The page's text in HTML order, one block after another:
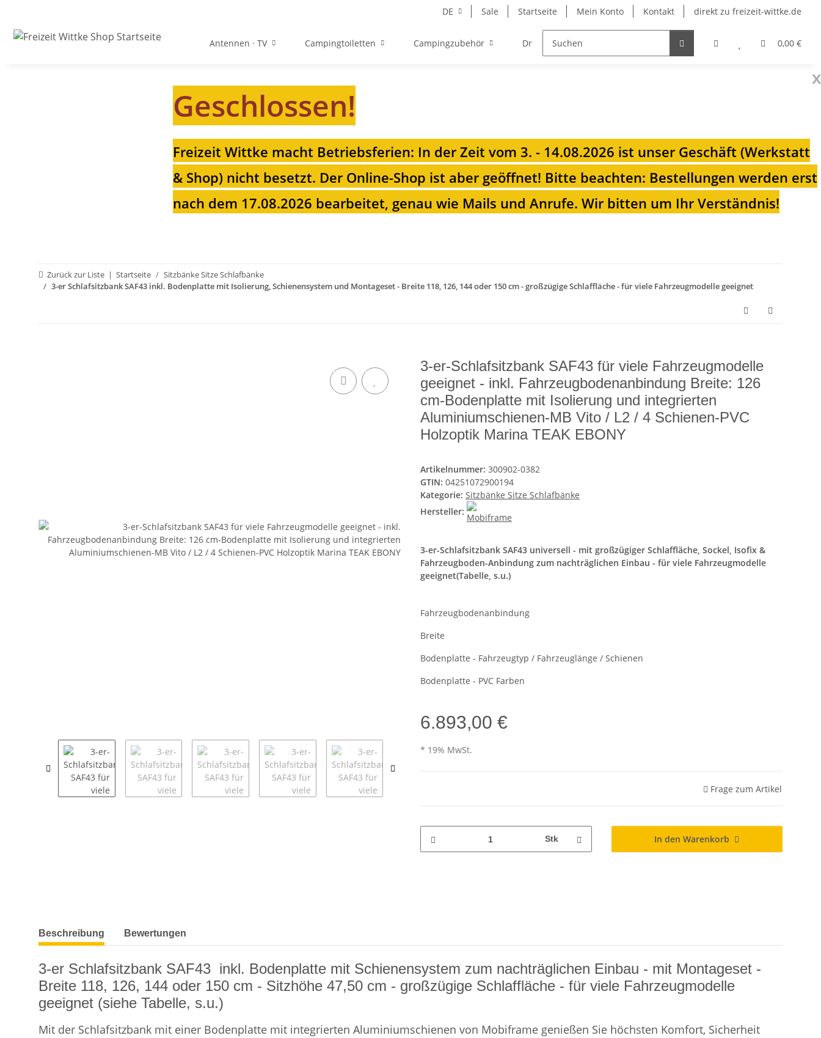
DE Sale Startseite Mein Konto Kontakt direkt zu freizeit-wittke.de
0,00 €
Antennen · TV Campingtoiletten Campingzubehör Drehkonsolen Heizungen für Ihren
x
Geschlossen!
Freizeit Wittke macht Betriebsferien: In der Zeit vom 3. - 14.08.2026 ist unser Geschäft (Werkstatt
& Shop) nicht besetzt. Der Online-Shop ist aber geöffnet! Bitte beachten: Bestellungen werden erst
nach dem 17.08.2026 bearbeitet, genau wie Mails und Anrufe. Wir bitten um Ihr Verständnis!
Zurück zur Liste Startseite
Sitzbänke Sitze Schlafbänke
3-er Schlafsitzbank SAF43 inkl. Bodenplatte mit Isolierung, Schienensystem und Montageset - Breite 118, 126, 144 oder 150 cm - großzügige Schlaffläche - für viele Fahrzeugmodelle geeignet
3-er-Schlafsitzbank SAF43 für viele Fahrzeugmodelle
geeignet - inkl. Fahrzeugbodenanbindung Breite: 126
cm-Bodenplatte mit Isolierung und integrierten
Aluminiumschienen-MB Vito / L2 / 4 Schienen-PVC
Holzoptik Marina TEAK EBONY
Artikelnummer: 300902-0382
GTIN: 04251072900194
Kategorie: Sitzbänke Sitze Schlafbänke
Hersteller:
3-er-Schlafsitzbank SAF43 universell - mit großzügiger Schlaffläche, Sockel, Isofix &
Fahrzeugboden-Anbindung zum nachträglichen Einbau - für viele Fahrzeugmodelle
geeignet(Tabelle, s.u.)
Fahrzeugbodenanbindung
Breite
Bodenplatte - Fahrzeugtyp / Fahrzeuglänge / Schienen
Bodenplatte - PVC Farben
6.893,00 €
* 19% MwSt.
Frage zum Artikel
Stk In den Warenkorb
weitere Registerkarten anzeigen
Beschreibung Bewertungen
3-er Schlafsitzbank SAF43 inkl. Bodenplatte mit Schienensystem zum nachträglichen Einbau - mit Montageset -
Breite 118, 126, 144 oder 150 cm - Sitzhöhe 47,50 cm - großzügige Schlaffläche - für viele Fahrzeugmodelle
geeignet (siehe Tabelle, s.u.)
Mit der Schlafsitzbank mit einer Bodenplatte mit integrierten Aluminiumschienen von Mobiframe genießen Sie höchsten Komfort, Sicherheit